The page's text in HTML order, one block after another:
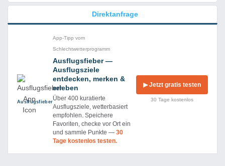
Direktanfrage
Ausflug­sfieber
App-Tipp vom
Schlechtwetterprogramm
Ausflugsfieber —
Ausflugsziele
entdecken, merken &
erleben
Über 400 kuratierte
Ausflugsziele, wetterbasiert
empfohlen. Speichere
Favoriten, checke vor Ort ein
und sammle Punkte —30
Tage kostenlos testen.
▶ Jetzt gratis testen
30 Tage kostenlos